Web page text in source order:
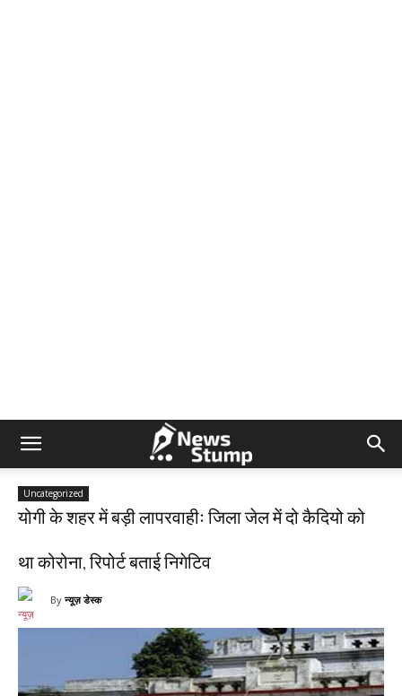
Uncategorized
योगी के शहर में बड़ी लापरवाहीः जिला जेल में दो कैदियो को
था कोरोना, रिपोर्ट बताई निगेटिव
By न्यूज़ डेस्क